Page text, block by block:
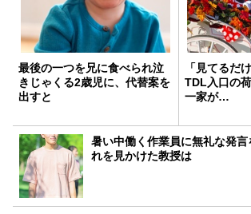
最後の一つを兄に食べられ泣
きじゃくる2歳児に、代替案を
出すと
「見てるだ
TDL入口の
一家が…
暑い中働く作業員に無礼な発
れを見かけた教授は